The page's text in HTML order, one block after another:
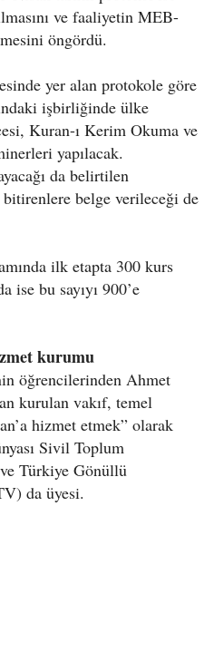
ve faaliyetin MEB-
öngördü.
yer alan protokole göre
işbirliğinde ülke
Kuran-ı Kerim Okuma ve
yapılacak.
da belirtilen
belge verileceği de
ilk etapta 300 kurs
ise bu sayıyı 900’e
kurumu
öğrencilerinden Ahmet
kurulan vakıf, temel
hizmet etmek” olarak
Sivil Toplum
Türkiye Gönüllü
da üyesi.